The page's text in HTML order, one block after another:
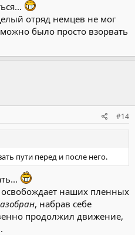
отряд немцев не мог
было просто взорвать
#14
пути перед и после него.
наших пленных
, набрав себе
продолжил движение,